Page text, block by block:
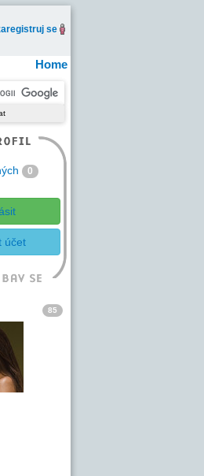
se
Home
0
účet
85